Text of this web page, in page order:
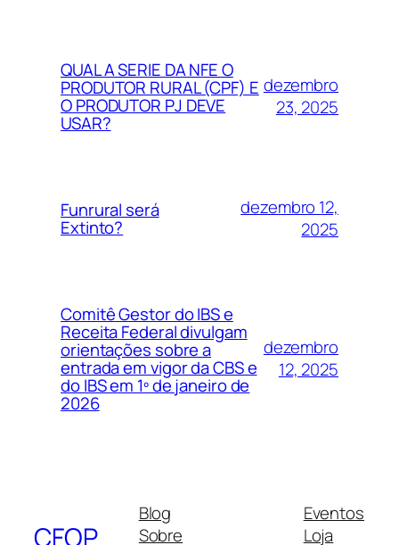
QUAL A SERIE DA NFE O
PRODUTOR RURAL (CPF) E
O PRODUTOR PJ DEVE
USAR?
dezembro
23, 2025
Funrural será
Extinto?
dezembro 12,
2025
Comitê Gestor do IBS e
Receita Federal divulgam
orientações sobre a
entrada em vigor da CBS e
do IBS em 1º de janeiro de
2026
dezembro
12, 2025
CFOP
Blog
Sobre
Eventos
Loja